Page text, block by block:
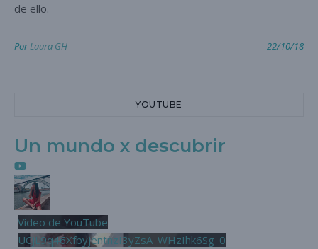
de ello.
PorLaura GH 22/10/18
YOUTUBE
Un mundo x descubrir
Vídeo de YouTube
UCjL9q46XfbyjentnzI3yZsA_WHzIhk6Sg_0